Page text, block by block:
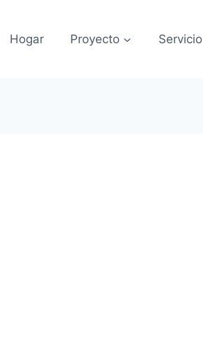
Hogar Proyecto Servicio